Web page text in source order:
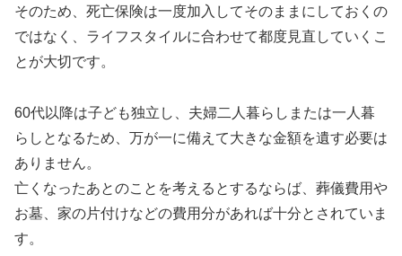
そのため、死亡保険は一度加入してそのままにしておくの
ではなく、ライフスタイルに合わせて都度見直していくこ
とが大切です。
60代以降は子ども独立し、夫婦二人暮らしまたは一人暮
らしとなるため、万が一に備えて大きな金額を遺す必要は
ありません。
亡くなったあとのことを考えるとするならば、葬儀費用や
お墓、家の片付けなどの費用分があれば十分とされていま
す。